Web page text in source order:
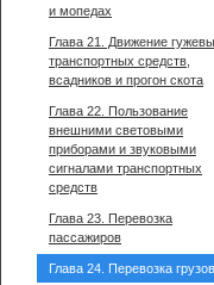
и мопедах
Глава 21. Движение
транспортных средств,
всадников и прогон скота
Глава 22. Пользование
внешними световыми
приборами и звуковыми
сигналами транспортных
средств
Глава 23. Перевозка
пассажиров
Глава 24. Перевозка грузов